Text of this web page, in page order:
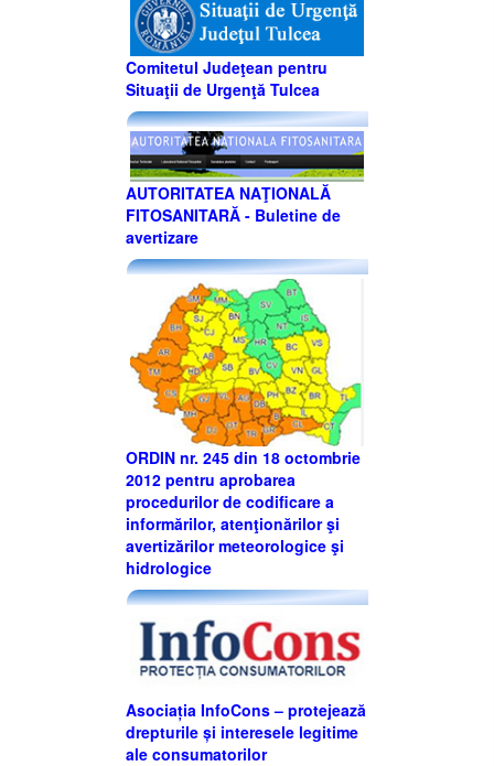
Comitetul Judeţean pentru
Situaţii de Urgenţă Tulcea
AUTORITATEA NAŢIONALĂ
FITOSANITARĂ - Buletine de
avertizare
ORDIN nr. 245 din 18 octombrie
2012 pentru aprobarea
procedurilor de codificare a
informărilor, atenţionărilor şi
avertizărilor meteorologice şi
hidrologice
Asociația InfoCons – protejează
drepturile și interesele legitime
ale consumatorilor